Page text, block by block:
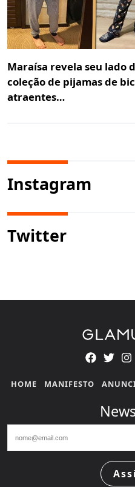
Maraísa revela seu lado
coleção de pijamas de
atraentes…
Instagram
Twitter
HOME MANIFESTO